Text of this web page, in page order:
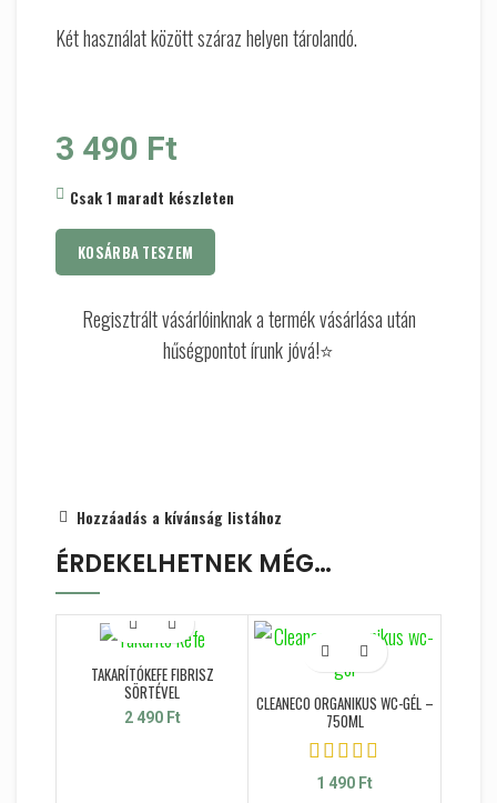
Két használat között száraz helyen tárolandó.
3 490 Ft
Csak 1 maradt készleten
KOSÁRBA TESZEM
Regisztrált vásárlóinknak a termék vásárlása után
hűségpontot írunk jóvá!⭐
Hozzáadás a kívánság listához
ÉRDEKELHETNEK MÉG…
TAKARÍTÓKEFE FIBRISZ
SÖRTÉVEL
2 490 Ft
CLEANECO ORGANIKUS WC-GÉL –
750ML
1 490 Ft